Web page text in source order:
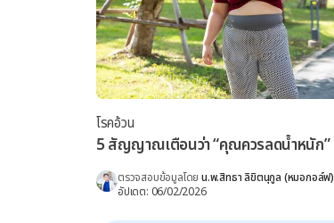
โรคอ้วน
5 สัญญาณเตือนว่า “คุณควรลดน้ำหนัก”
ตรวจสอบข้อมูลโดย น.พ.สิทธา ลิขิตนุกูล (หมอกอล์ฟ)
อัปเดต: 06/02/2026